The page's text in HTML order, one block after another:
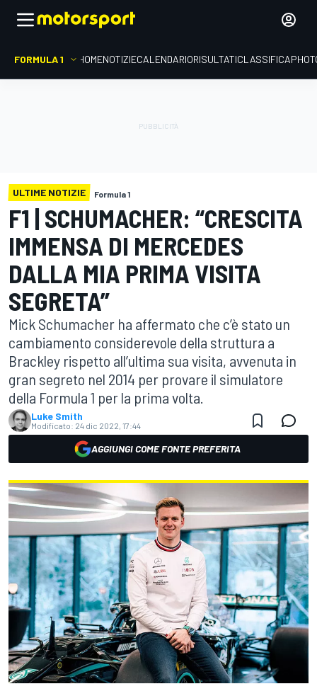
FORMULA 1 HOMENOTIZIECALENDARIORISULTATICLASSIFICA
ULTIME NOTIZIE Formula 1
F1 | SCHUMACHER: “CRESCITA
IMMENSA DI MERCEDES
DALLA MIA PRIMA VISITA
SEGRETA”
Mick Schumacher ha affermato che c’è stato un
cambiamento considerevole della struttura a
Brackley rispetto all’ultima sua visita, avvenuta in
gran segreto nel 2014 per provare il simulatore
della Formula 1 per la prima volta.
Luke Smith
Modificato: 24 dic 2022, 17:44
AGGIUNGI COME FONTE PREFERITA